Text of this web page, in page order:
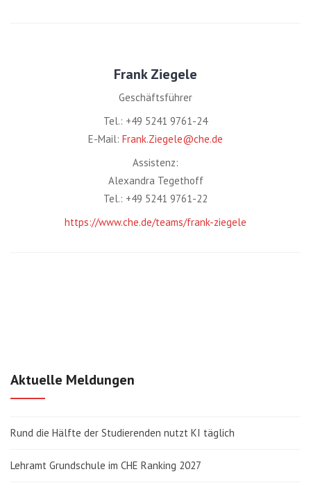
Frank Ziegele
Geschäftsführer
Tel.: +49 5241 9761-24
E-Mail: Frank.Ziegele@che.de
Assistenz:
Alexandra Tegethoff
Tel.: +49 5241 9761-22
https://www.che.de/teams/frank-ziegele
Aktuelle Meldungen
Rund die Hälfte der Studierenden nutzt KI täglich
Lehramt Grundschule im CHE Ranking 2027